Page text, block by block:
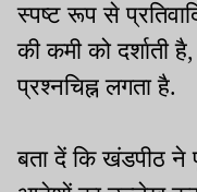
स्पष्ट रूप से
की कमी को दर्शाती
प्रश्नचिह्न लगता है.
बता दें कि खंडपीठ ने